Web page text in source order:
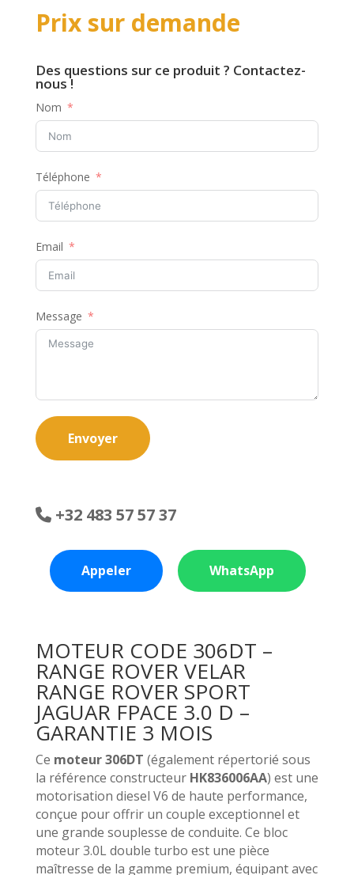
Prix sur demande
Des questions sur ce produit ? Contactez-
nous !
Nom
Téléphone
Email
Message
Envoyer
+32 483 57 57 37
Appeler WhatsApp
MOTEUR CODE 306DT –
RANGE ROVER VELAR
RANGE ROVER SPORT
JAGUAR FPACE 3.0 D –
GARANTIE 3 MOIS
Ce moteur 306DT (également répertorié sous
la référence constructeur HK836006AA) est une
motorisation diesel V6 de haute performance,
conçue pour offrir un couple exceptionnel et
une grande souplesse de conduite. Ce bloc
moteur 3.0L double turbo est une pièce
maîtresse de la gamme premium, équipant avec